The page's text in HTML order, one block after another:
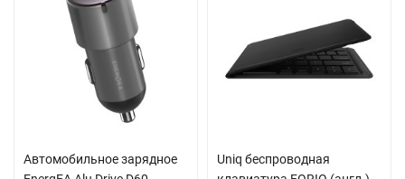
Автомобильное зарядное
Uniq беспроводная